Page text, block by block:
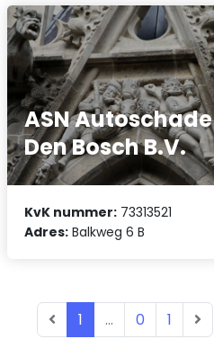
ASN Autoschade
Den Bosch B.V.
KvK nummer: 73313521
Adres: Balkweg 6 B
1 ... 0 1